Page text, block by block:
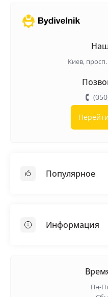
Киев,
Популярное
Самовыравнивающая
Информация
Пн-